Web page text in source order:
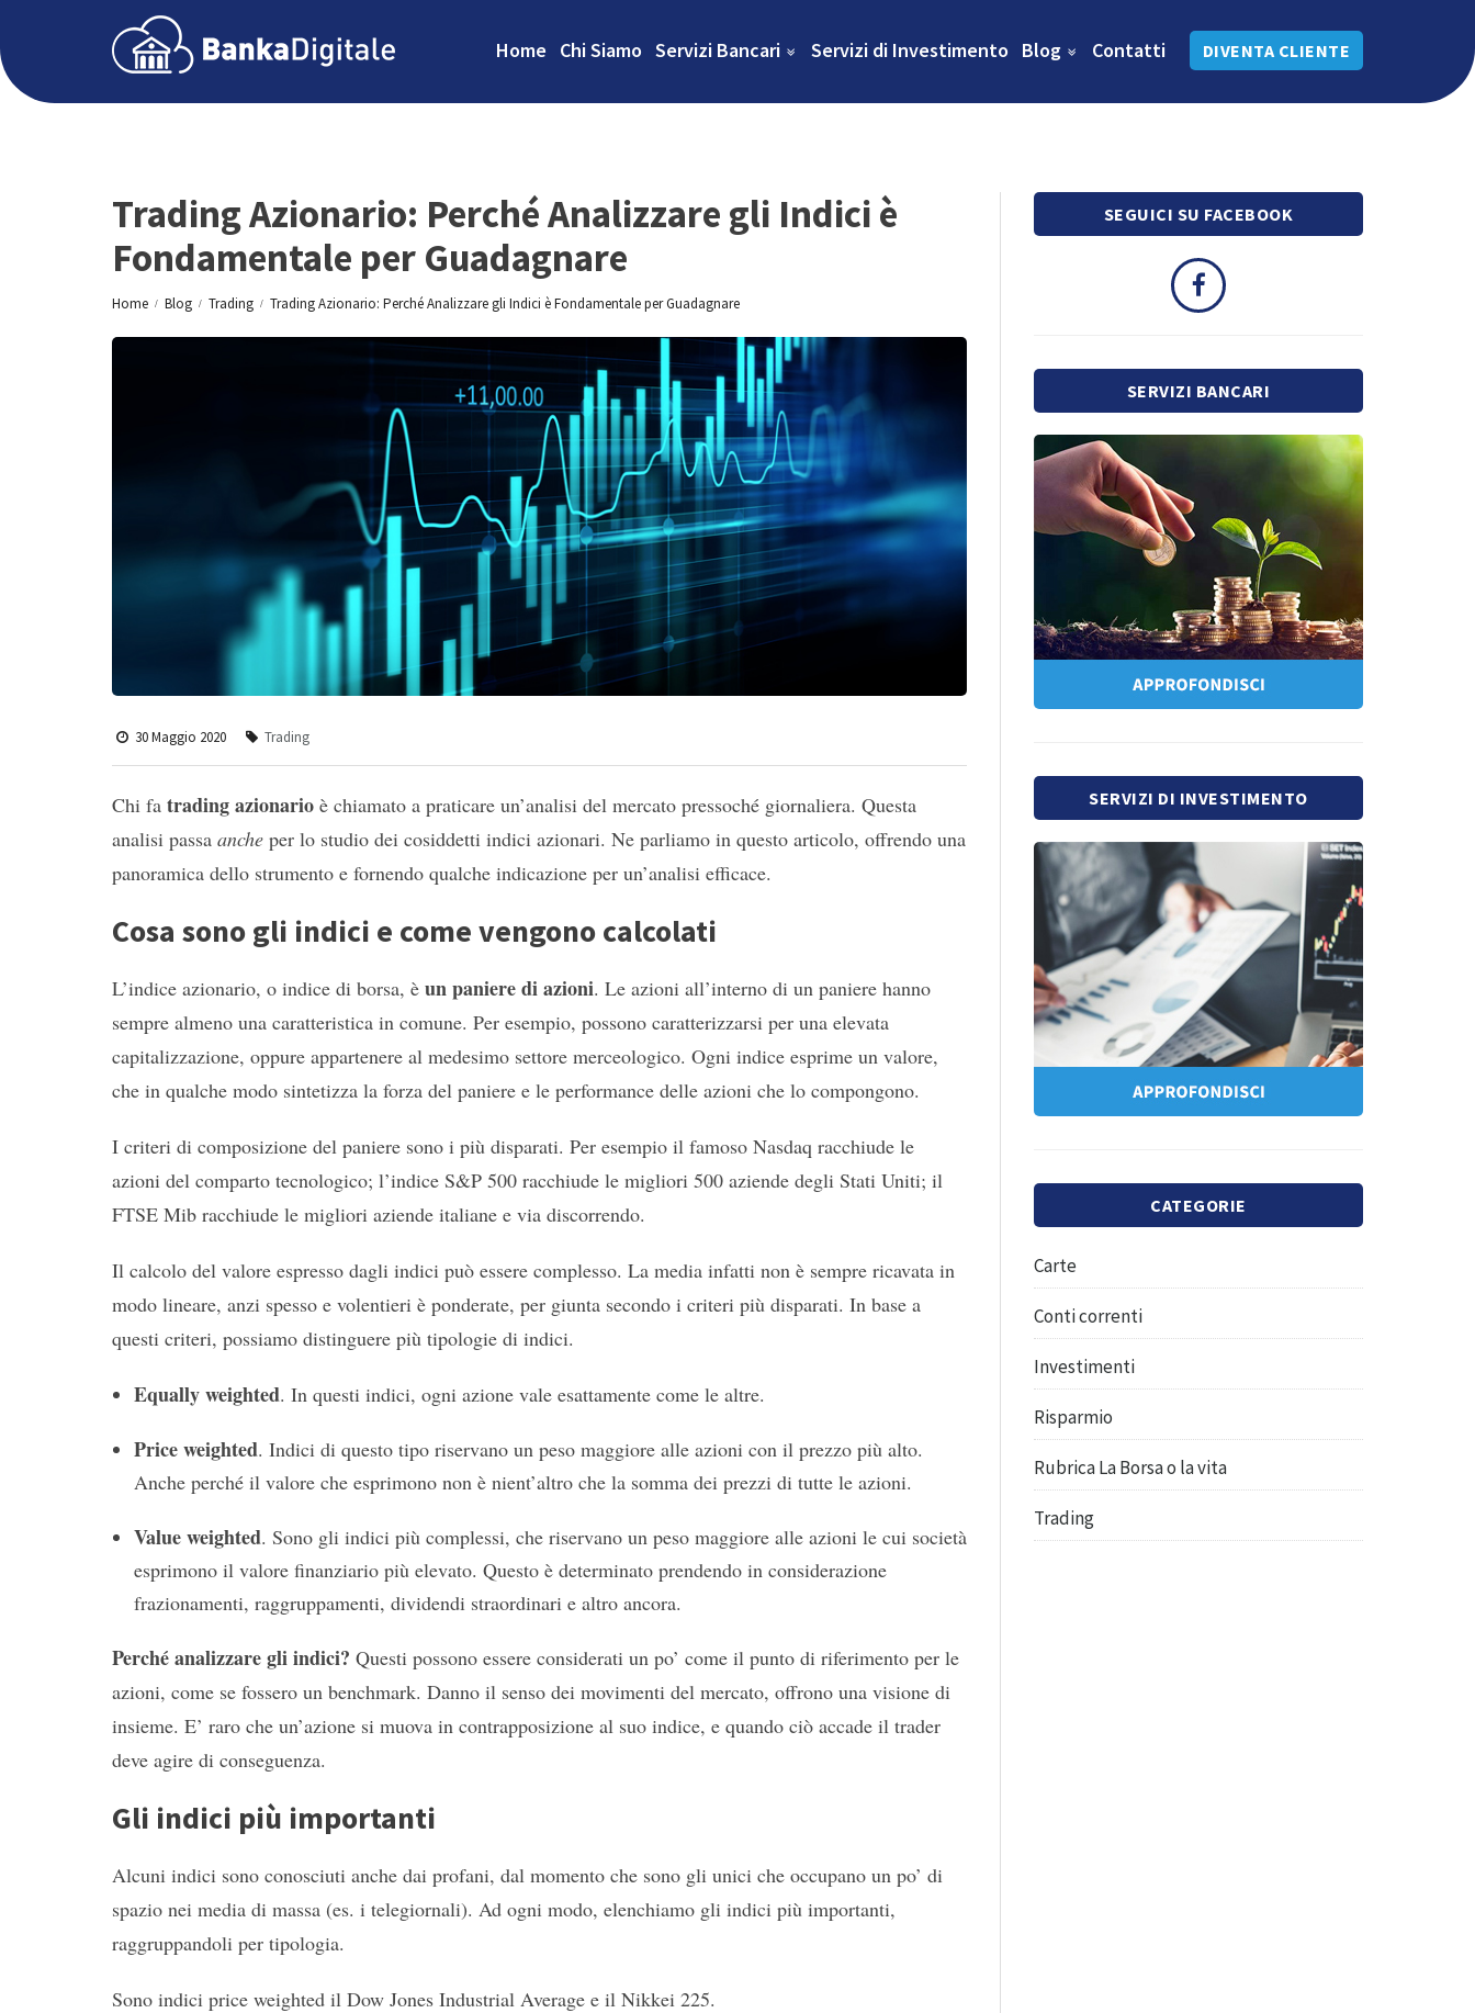
Home Chi Siamo Servizi Bancari Servizi di Investimento Blog Contatti DIVENTA CLIENTE
Trading Azionario: Perché Analizzare gli Indici è
Fondamentale per Guadagnare
Home Blog Trading Trading Azionario: Perché Analizzare gli Indici è Fondamentale per Guadagnare
30 Maggio 2020 Trading
Chi fa trading azionario è chiamato a praticare un’analisi del mercato pressoché giornaliera. Questa
analisi passa anche per lo studio dei cosiddetti indici azionari. Ne parliamo in questo articolo, offrendo una
panoramica dello strumento e fornendo qualche indicazione per un’analisi efficace.
Cosa sono gli indici e come vengono calcolati
L’indice azionario, o indice di borsa, è un paniere di azioni. Le azioni all’interno di un paniere hanno
sempre almeno una caratteristica in comune. Per esempio, possono caratterizzarsi per una elevata
capitalizzazione, oppure appartenere al medesimo settore merceologico. Ogni indice esprime un valore,
che in qualche modo sintetizza la forza del paniere e le performance delle azioni che lo compongono.
I criteri di composizione del paniere sono i più disparati. Per esempio il famoso Nasdaq racchiude le
azioni del comparto tecnologico; l’indice S&P 500 racchiude le migliori 500 aziende degli Stati Uniti; il
FTSE Mib racchiude le migliori aziende italiane e via discorrendo.
Il calcolo del valore espresso dagli indici può essere complesso. La media infatti non è sempre ricavata in
modo lineare, anzi spesso e volentieri è ponderate, per giunta secondo i criteri più disparati. In base a
questi criteri, possiamo distinguere più tipologie di indici.
Equally weighted. In questi indici, ogni azione vale esattamente come le altre.
Price weighted. Indici di questo tipo riservano un peso maggiore alle azioni con il prezzo più alto.
Anche perché il valore che esprimono non è nient’altro che la somma dei prezzi di tutte le azioni.
Value weighted. Sono gli indici più complessi, che riservano un peso maggiore alle azioni le cui società
esprimono il valore finanziario più elevato. Questo è determinato prendendo in considerazione
frazionamenti, raggruppamenti, dividendi straordinari e altro ancora.
Perché analizzare gli indici? Questi possono essere considerati un po’ come il punto di riferimento per le
azioni, come se fossero un benchmark. Danno il senso dei movimenti del mercato, offrono una visione di
insieme. E’ raro che un’azione si muova in contrapposizione al suo indice, e quando ciò accade il trader
deve agire di conseguenza.
Gli indici più importanti
Alcuni indici sono conosciuti anche dai profani, dal momento che sono gli unici che occupano un po’ di
spazio nei media di massa (es. i telegiornali). Ad ogni modo, elenchiamo gli indici più importanti,
raggruppandoli per tipologia.
Sono indici price weighted il Dow Jones Industrial Average e il Nikkei 225.
SEGUICI SU FACEBOOK
SERVIZI BANCARI
SERVIZI DI INVESTIMENTO
CATEGORIE
Carte
Conti correnti
Investimenti
Risparmio
Rubrica La Borsa o la vita
Trading